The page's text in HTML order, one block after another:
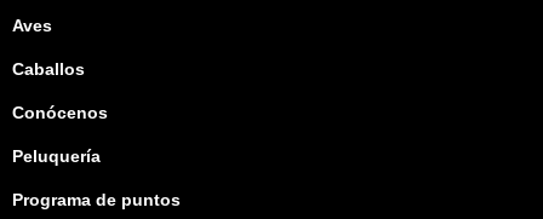
Aves
Caballos
Conócenos
Peluquería
Programa de puntos